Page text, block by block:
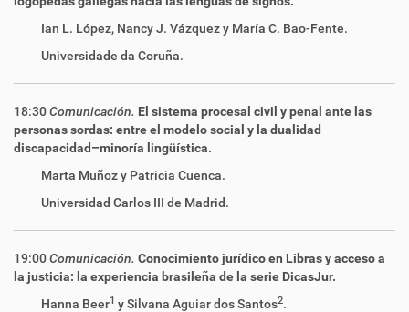
Ian L. López, Nancy J. Vázquez y María C. Bao-Fente.
Universidade da Coruña.
18:30Comunicación. El sistema procesal civil y penal ante las
personas sordas: entre el modelo social y la dualidad
discapacidad–minoría lingüística.
Marta Muñoz y Patricia Cuenca.
Universidad Carlos III de Madrid.
19:00Comunicación. Conocimiento jurídico en Libras y acceso a
la justicia: la experiencia brasileña de la serie DicasJur.
Hanna Beer1 y Silvana Aguiar dos Santos2.